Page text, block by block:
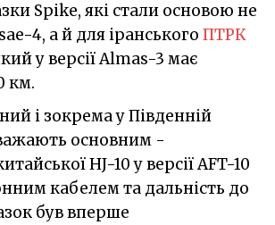
Spike, які стали основою не
4, а й для іранського ПТРК
у версії Almas-3 має
км.
і зокрема у Південній
основним -
HJ-10 у версії AFT-10
кабелем та дальність до
був вперше